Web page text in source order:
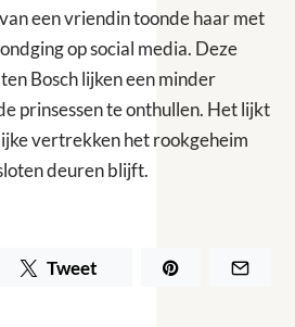
een vriendin toonde haar met
op social media. Deze
Bosch lijken een minder
prinsessen te onthullen. Het lijkt
vertrekken het rookgeheim
deuren blijft.
Tweet